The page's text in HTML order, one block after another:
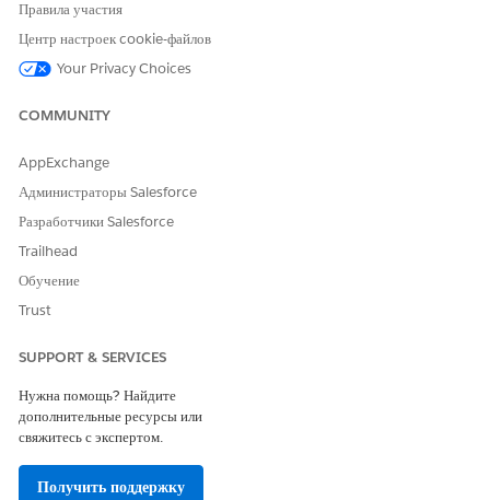
Настройка обращений и управление ими в Service Cloud
ЭТА СТАТЬЯ РЕШИЛА ВАШУ ПРОБЛЕМУ?
Оставьте свой отзыв, чтобы мы могли стать лучше!
Правила участия
Центр настроек cookie-файлов
Your Privacy Choices
COMMUNITY
AppExchange
Администраторы Salesforce
Разработчики Salesforce
Trailhead
Обучение
Trust
SUPPORT & SERVICES
Нужна помощь? Найдите
дополнительные ресурсы или
свяжитесь с экспертом.
Получить поддержку